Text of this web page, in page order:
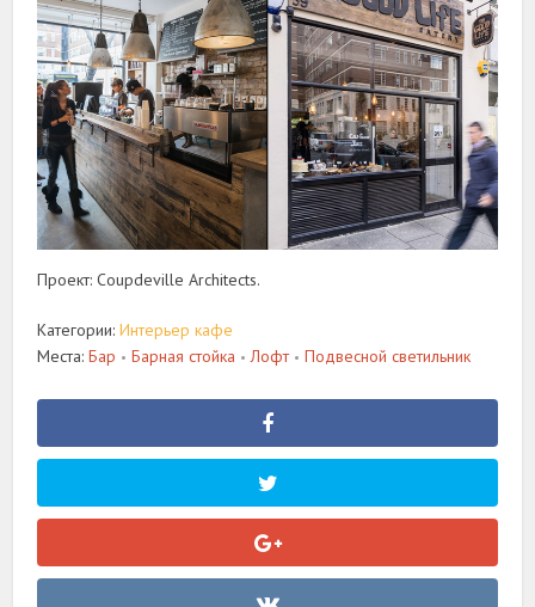
Проект: Coupdeville Architects.
Категории:Интерьер кафе
Места:Бар • Барная стойка • Лофт • Подвесной светильник